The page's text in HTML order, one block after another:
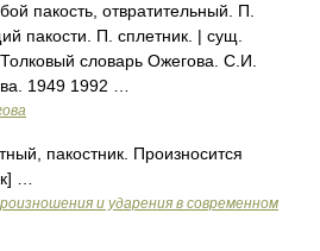
пакость, отвратительный. П.
пакости. П. сплетник. | сущ.
словарь Ожегова. С.И.
1949 1992 …
пакостник. Произносится
…
и ударения в современном